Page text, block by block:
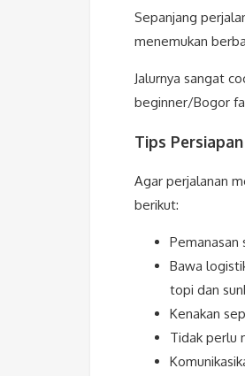
Sepanjang
menemukan
Jalurnya sangat
beginner/Bogor
Tips
Agar perjalanan
berikut:
Bawa
topi dan
Kenakan
Tidak perlu